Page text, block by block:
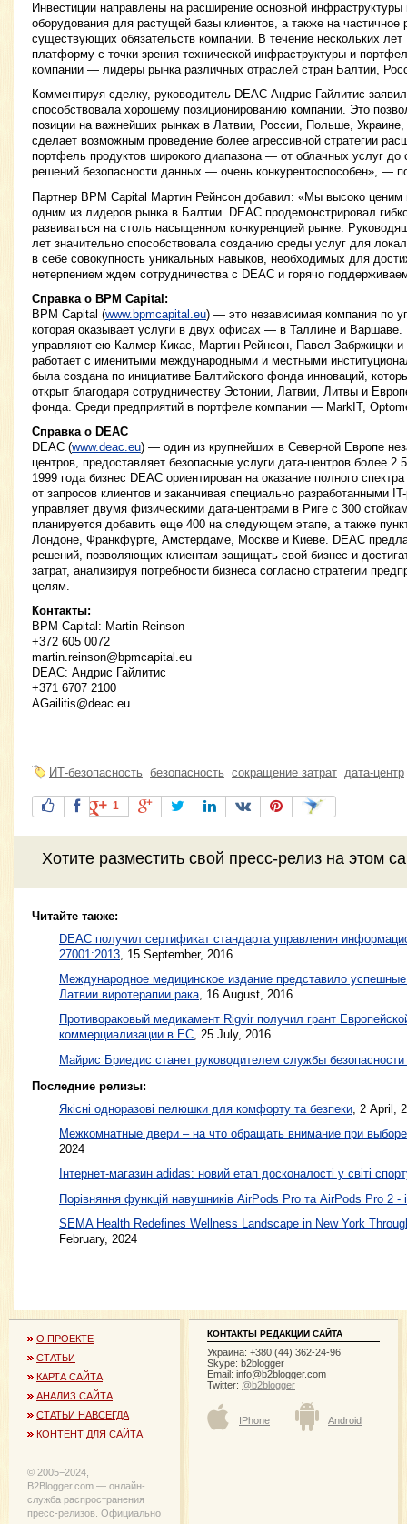
Инвестиции направлены на расширение основной инфраструктуры
оборудования для растущей базы клиентов, а также на частичное
существующих обязательств компании. В течение нескольких
платформу с точки зрения технической инфраструктуры и
компании — лидеры рынка различных отраслей стран Балтии,
Комментируя сделку, руководитель DEAC Андрис Гайлитис
способствовала хорошему позиционированию компании. Это
позиции на важнейших рынках в Латвии, России, Польше,
сделает возможным проведение более агрессивной стратегии
портфель продуктов широкого диапазона — от облачных услуг
решений безопасности данных — очень конкурентоспособен», —
Партнер BPM Capital Мартин Рейнсон добавил: «Мы высоко ценим
одним из лидеров рынка в Балтии. DEAC продемонстрировал
развиваться на столь насыщенном конкуренцией рынке.
лет значительно способствовала созданию среды услуг для
в себе совокупность уникальных навыков, необходимых для
нетерпением ждем сотрудничества с DEAC и горячо
Справка о BPM Capital:
BPM Capital (www.bpmcapital.eu) — это независимая компания по
которая оказывает услуги в двух офисах — в Таллине и
управляют ею Калмер Кикас, Мартин Рейнсон, Павел Забржицки и
работает с именитыми международными и местными
была создана по инициативе Балтийского фонда инноваций,
открыт благодаря сотрудничеству Эстонии, Латвии, Литвы и
фонда. Среди предприятий в портфеле компании — MarkIT,
Справка о DEAC
DEAC (www.deac.eu) — один из крупнейших в Северной Европе
центров, предоставляет безопасные услуги дата-центров более 2
1999 года бизнес DEAC ориентирован на оказание полного
от запросов клиентов и заканчивая специально разработанными
управляет двумя физическими дата-центрами в Риге с 300
планируется добавить еще 400 на следующем этапе, а также
Лондоне, Франкфурте, Амстердаме, Москве и Киеве. DEAC
решений, позволяющих клиентам защищать свой бизнес и
затрат, анализируя потребности бизнеса согласно стратегии
целям.
Контакты:
BPM Capital: Martin Reinson
+372 605 0072
martin.reinson@bpmcapital.eu
DEAC: Андрис Гайлитис
+371 6707 2100
AGailitis@deac.eu
ИТ-безопасность безопасность сокращение затрат дата-центр
1
Хотите разместить свой пресс-релиз на этом
Читайте также:
DEAC получил сертификат стандарта управления
27001:2013 15 September, 2016
Международное медицинское издание представило
Латвии виротерапии рака, 16 August, 2016
Противораковый медикамент Rigvir получил грант
коммерциализации в ЕС, 25 July, 2016
Майрис Бриедис станет руководителем службы безопасности
Последние релизы:
Якісні одноразові пелюшки для комфорту та безпеки , 2 April,
Межкомнатные двери – на что обращать внимание при
2024
Інтернет-магазин adidas: новий етап досконалості у світі
Порівняння функцій навушників AirPods Pro та AirPods Pro 2 -
SEMA Health Redefines Wellness Landscape in New York
February, 2024
О ПРОЕКТЕ
СТАТЬИ
КАРТА САЙТА
АНАЛИЗ САЙТА
СТАТЬИ НАВСЕГДА
КОНТЕНТ ДЛЯ САЙТА
© 2005−2024,
B2Blogger.com — онлайн-
служба распространения
пресс-релизов. Официально
КОНТАКТЫ РЕДАКЦИИ САЙТА
Украина: +380 (44) 362-24-96
Skype: b2blogger
Email: info@b2blogger.com
Twitter: @b2blogger
IPhone Android